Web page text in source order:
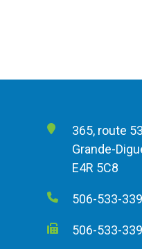
365, route
Grande-
E4R 5C8
506-533-
506-533-